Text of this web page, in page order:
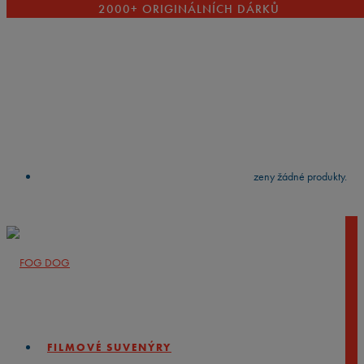
2000+ ORIGINÁLNÍCH DÁRKŮ
FILMOVÉ SUVENÝRY
press Nebyly nalezeny žádné produkty.